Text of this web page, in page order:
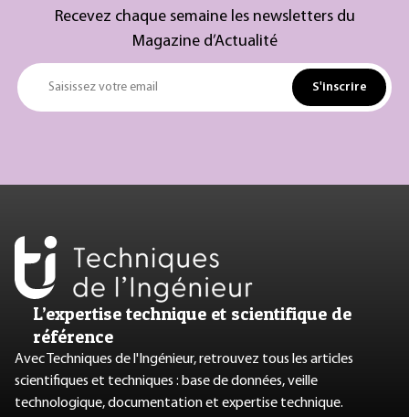
Recevez chaque semaine les newsletters du
Magazine d’Actualité
Saisissez votre email S'inscrire
L’expertise technique et scientifique de
référence
Avec Techniques de l'Ingénieur, retrouvez tous les articles
scientifiques et techniques : base de données, veille
technologique, documentation et expertise technique.